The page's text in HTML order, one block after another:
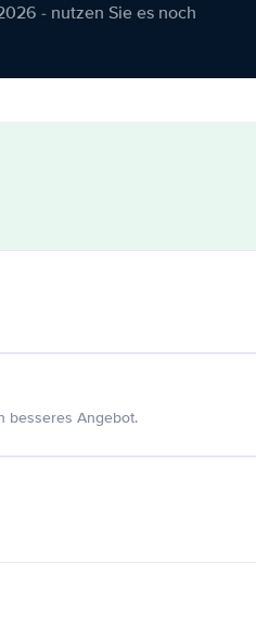
- nutzen Sie es noch
besseres Angebot.